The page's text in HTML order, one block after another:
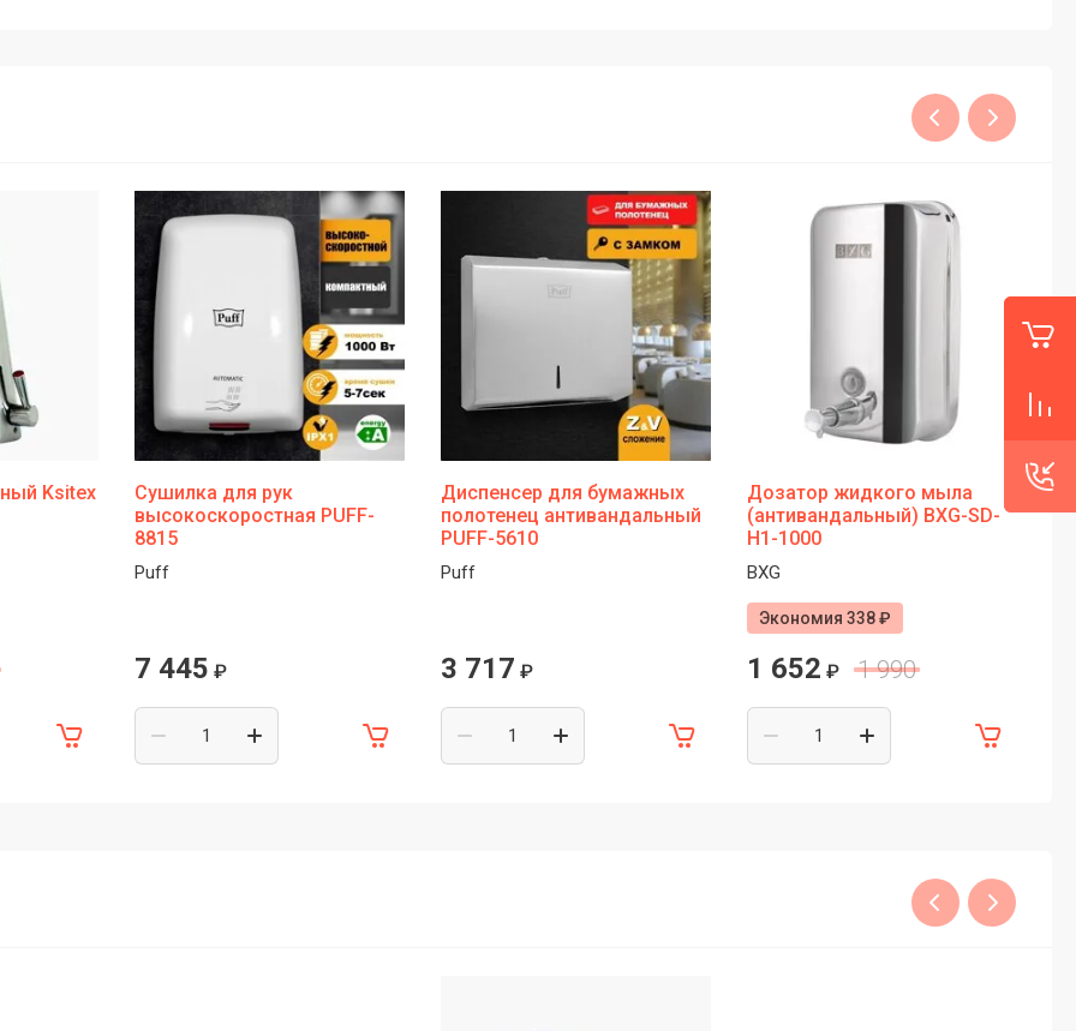
Ksitex
Сушилка для рук
высокоскоростная PUFF-
8815
Puff
7 445 ₽
Диспенсер для бумажных
полотенец антивандальный
PUFF-5610
Puff
3 717 ₽
Дозатор жидкого мыла
(антивандальный) BXG-SD-
H1-1000
BXG
Экономия 338 ₽
1 652 ₽ 1 990